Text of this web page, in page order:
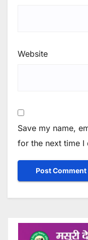
Website
Save my name,
for the next time I